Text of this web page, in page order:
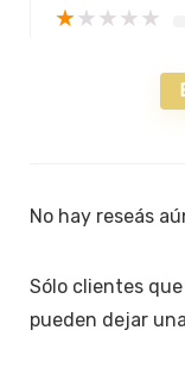
★★★★★
No hay reseás
Sólo clientes
pueden dejar